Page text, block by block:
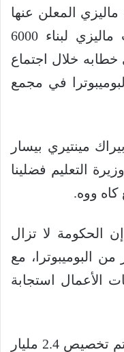
رينغيت ماليزي المعلن عنها
سابقاً إلى 900 مليون رينغيت ماليزي لبناء 6000
خلال اجتماع
في مجمع
مينتيري بيسار
التعليم فضلينا
كاه ووه.
الحكومة لا تزال
البوميبوترا، مع
الأعمال استجابة
وقال: “في ميزانية عام 2026، تم تخصيص 2.4 مليار